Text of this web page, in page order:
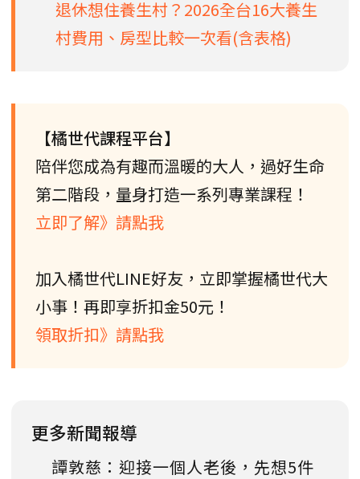
退休想住養生村？2026全台16大養生
村費用、房型比較一次看(含表格)
【橘世代課程平台】
陪伴您成為有趣而溫暖的大人，過好生命
第二階段，量身打造一系列專業課程！
立即了解》請點我
加入橘世代LINE好友，立即掌握橘世代大
小事！再即享折扣金50元！
領取折扣》請點我
更多新聞報導
譚敦慈：迎接一個人老後，先想5件